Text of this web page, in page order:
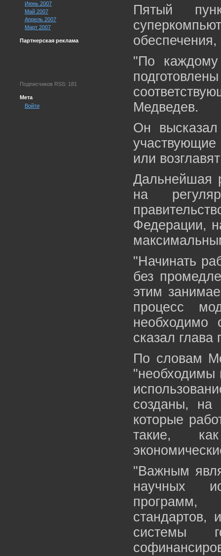
Июнь 2007
Май 2007
Апрель 2007
Март 2007
Партнерская реклама
Подписчиков RSS: 181
Мета
Войти
Пятый
"По
Медведев.
Он
или
Дальнейшая
на
Федерации,
"Начинать
без
этим
процесс
необходимо
сказал глава
По словам
"необходимы
созданы, на
которые
такие,
"Важным
научных
программ,
стандартов,
системы